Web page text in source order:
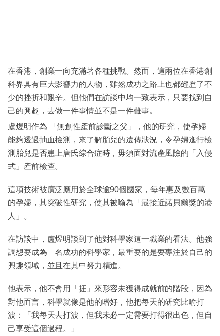
在香港，創業一向充滿著各種挑戰。然而，這兩位在香港創
科界具有巨大影響力的人物，雖然成功之路上也都經歷了不
少的挫折和艱辛。但他們在訪談中均一致表示，只要找到自
己的興趣，去做一件事情並不是一件難事。
盧煜明作為 「無創性產前診斷之父」，他的研究，使孕婦
能夠透過抽血檢測，來了解胎兒的遺傳狀況，令孕婦進行檢
測胎兒是否患上唐氏綜合症時，毋須面對流產風險的「入侵
式」產前檢查。
這項技術被廣泛應用於全球逾90個國家，每年惠及數百萬
的孕婦，其突破性研究，使其被喻為「最接近諾貝爾獎的港
人」。
在訪談中，盧煜明談到了他對科學家這一職業的看法。他強
調想要成為一名成功的科學家，最重要的是要專注於自己的
興趣領域，並且在其中努力精進。
他表示，他不會用「捱」來形容未獲得成就前的階段，因為
對他而言，科學就像是他的嗜好，他把每天的研究比喻打
波：「我每天去打波，但我未必一定需要打得很出色，但自
己享受這個過程。」